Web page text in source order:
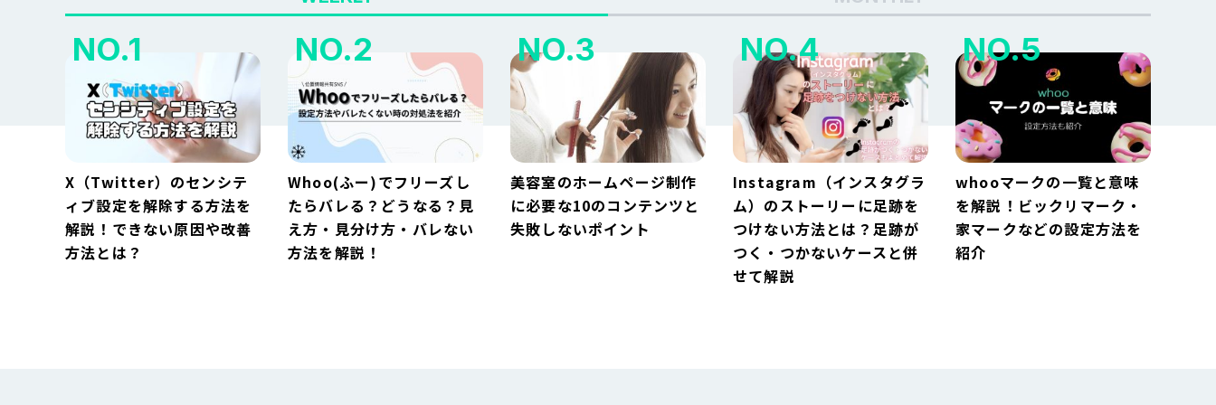
X（Twitter）のセンシテ
ィブ設定を解除する方法を
解説！できない原因や改善
方法とは？
Whoo(ふー)でフリーズし
たらバレる？どうなる？見
え方・見分け方・バレない
方法を解説！
美容室のホームページ制作
に必要な10のコンテンツと
失敗しないポイント
Instagram（インスタグラ
ム）のストーリーに足跡を
つけない方法とは？足跡が
つく・つかないケースと併
せて解説
whooマークの一覧と意味
を解説！ビックリマーク・
家マークなどの設定方法を
紹介